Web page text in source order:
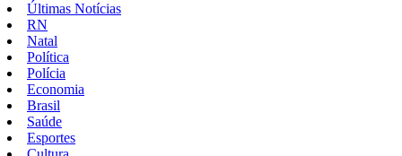
Últimas Notícias
RN
Natal
Política
Polícia
Economia
Brasil
Saúde
Esportes